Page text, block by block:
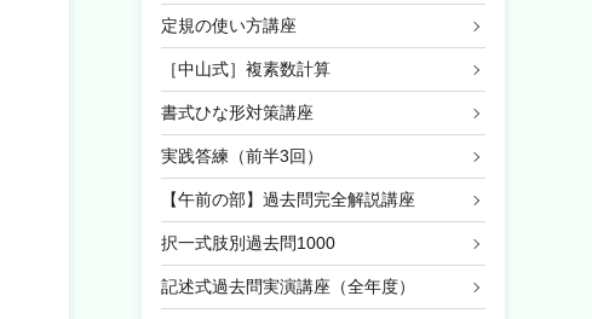
定規の使い方講座
［中山式］複素数計算
書式ひな形対策講座
実践答練（前半3回）
【午前の部】過去問完全解説講座
択一式肢別過去問1000
記述式過去問実演講座（全年度）